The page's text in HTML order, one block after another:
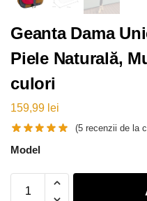
Geanta Dama
Piele Naturală,
culori
159,99 lei
(5 recenzii de la
Model